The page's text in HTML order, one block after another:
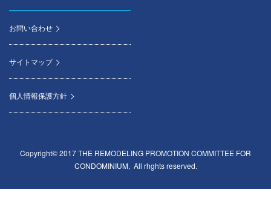
お問い合わせ
サイトマップ
個人情報保護方針
Copyright© 2017 THE REMODELING PROMOTION COMMITTEE FOR
CONDOMINIUM, All rhghts reserved.